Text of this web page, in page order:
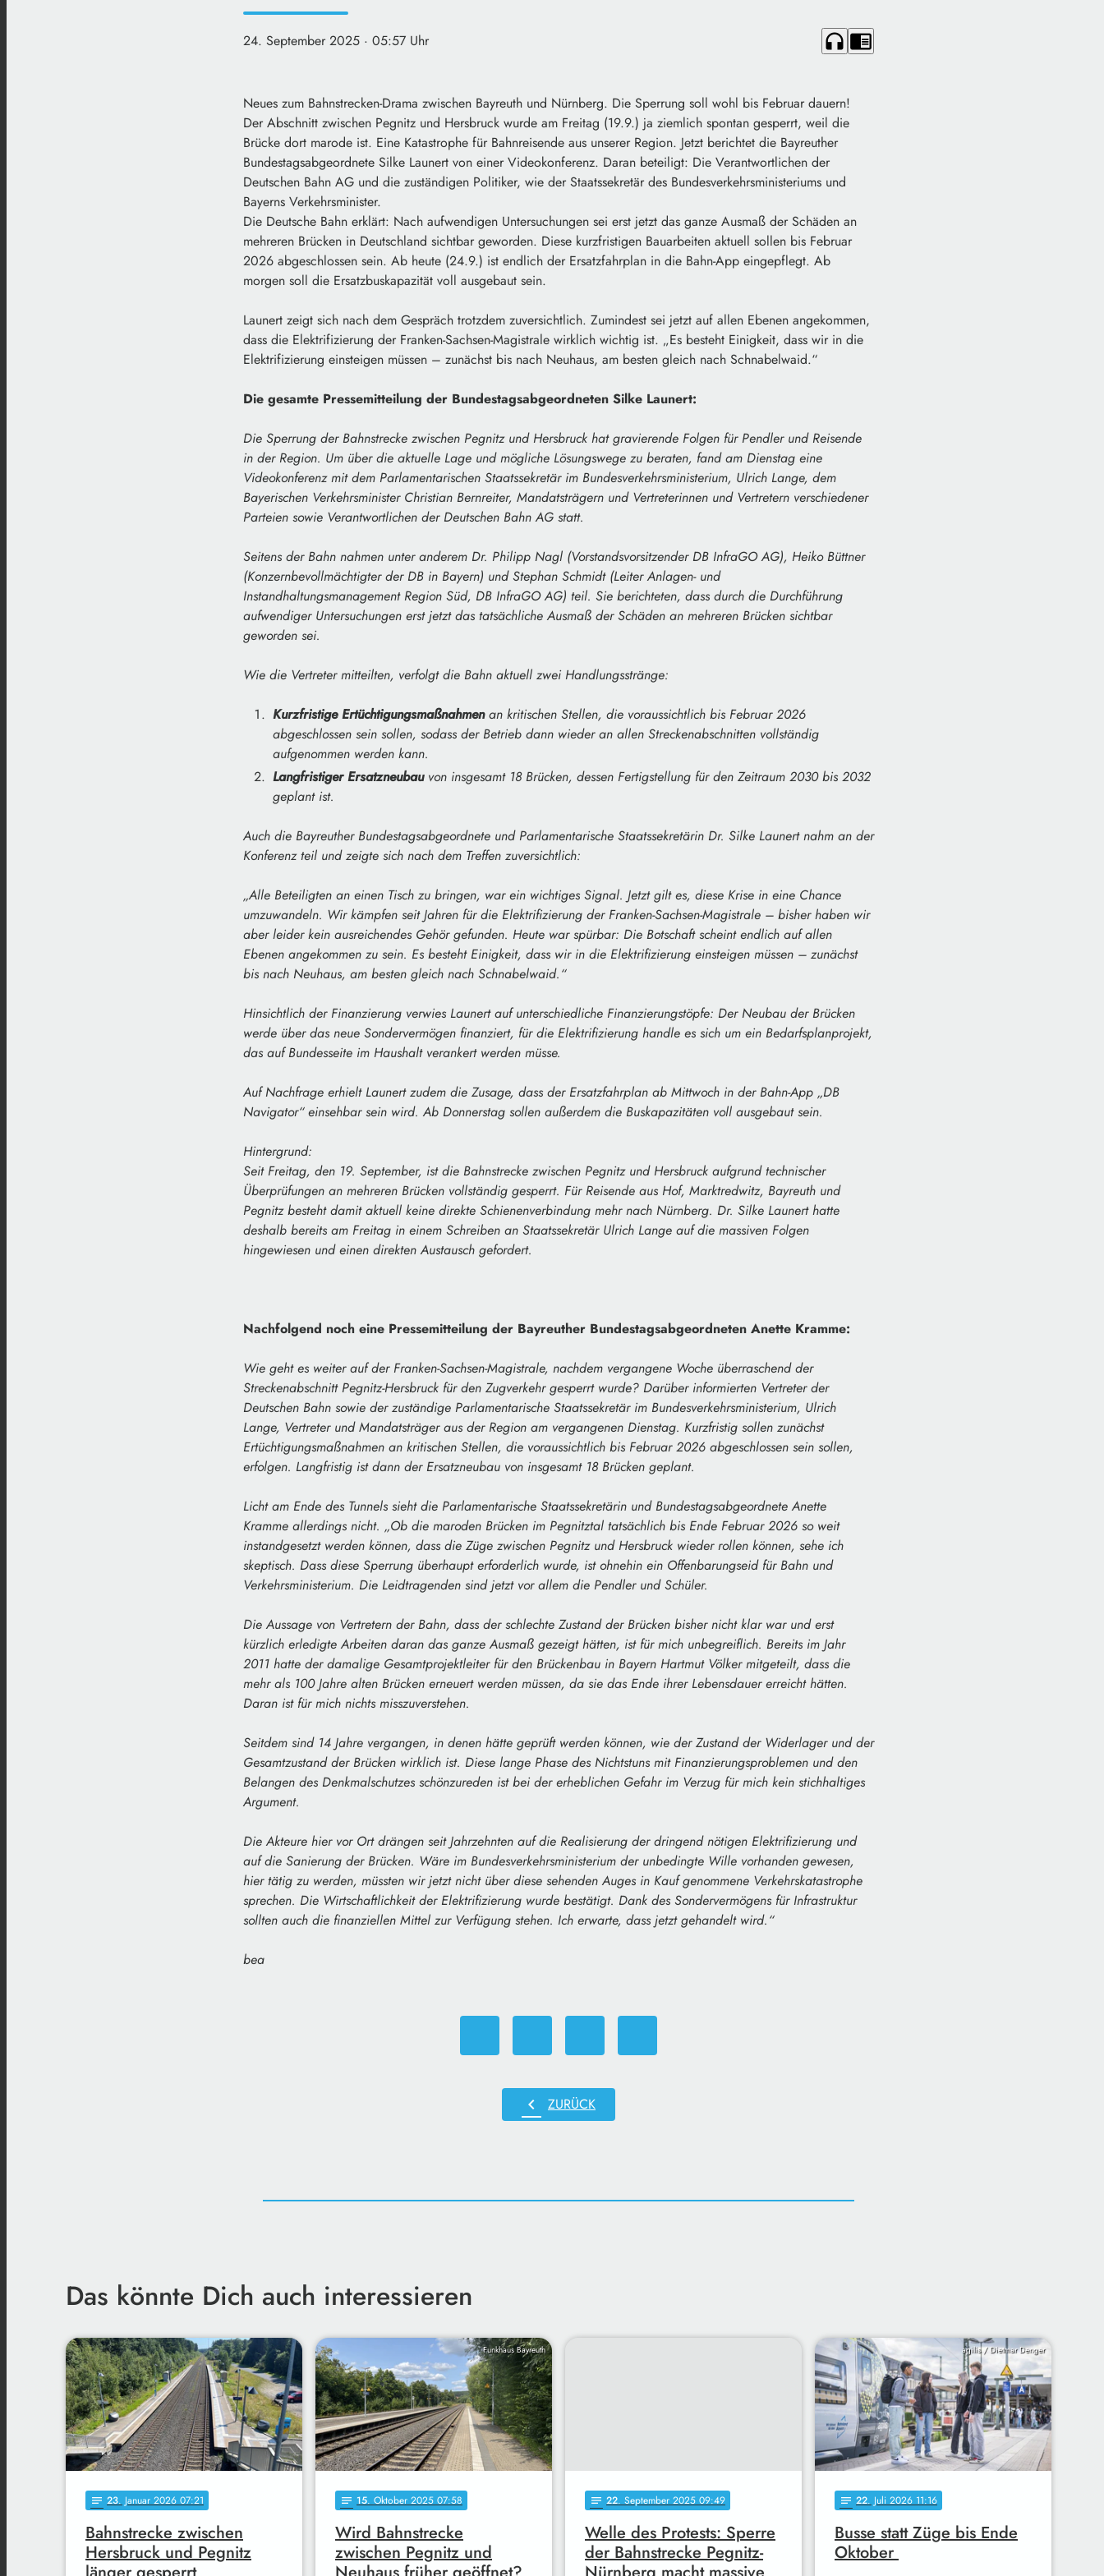
24. September 2025 · 05:57 Uhr headphones chrome_reader_mode
Neues zum Bahnstrecken-Drama zwischen Bayreuth und Nürnberg. Die Sperrung soll wohl bis Februar dauern!
Der Abschnitt zwischen Pegnitz und Hersbruck wurde am Freitag (19.9.) ja ziemlich spontan gesperrt, weil die
Brücke dort marode ist. Eine Katastrophe für Bahnreisende aus unserer Region. Jetzt berichtet die Bayreuther
Bundestagsabgeordnete Silke Launert von einer Videokonferenz. Daran beteiligt: Die Verantwortlichen der
Deutschen Bahn AG und die zuständigen Politiker, wie der Staatssekretär des Bundesverkehrsministeriums und
Bayerns Verkehrsminister.
Die Deutsche Bahn erklärt: Nach aufwendigen Untersuchungen sei erst jetzt das ganze Ausmaß der Schäden an
mehreren Brücken in Deutschland sichtbar geworden. Diese kurzfristigen Bauarbeiten aktuell sollen bis Februar
2026 abgeschlossen sein. Ab heute (24.9.) ist endlich der Ersatzfahrplan in die Bahn-App eingepflegt. Ab
morgen soll die Ersatzbuskapazität voll ausgebaut sein.
Launert zeigt sich nach dem Gespräch trotzdem zuversichtlich. Zumindest sei jetzt auf allen Ebenen angekommen,
dass die Elektrifizierung der Franken-Sachsen-Magistrale wirklich wichtig ist. „Es besteht Einigkeit, dass wir in die
Elektrifizierung einsteigen müssen – zunächst bis nach Neuhaus, am besten gleich nach Schnabelwaid.“
Die gesamte Pressemitteilung der Bundestagsabgeordneten Silke Launert:
Die Sperrung der Bahnstrecke zwischen Pegnitz und Hersbruck hat gravierende Folgen für Pendler und Reisende
in der Region. Um über die aktuelle Lage und mögliche Lösungswege zu beraten, fand am Dienstag eine
Videokonferenz mit dem Parlamentarischen Staatssekretär im Bundesverkehrsministerium, Ulrich Lange, dem
Bayerischen Verkehrsminister Christian Bernreiter, Mandatsträgern und Vertreterinnen und Vertretern verschiedener
Parteien sowie Verantwortlichen der Deutschen Bahn AG statt.
Seitens der Bahn nahmen unter anderem Dr. Philipp Nagl (Vorstandsvorsitzender DB InfraGO AG), Heiko Büttner
(Konzernbevollmächtigter der DB in Bayern) und Stephan Schmidt (Leiter Anlagen- und
Instandhaltungsmanagement Region Süd, DB InfraGO AG) teil. Sie berichteten, dass durch die Durchführung
aufwendiger Untersuchungen erst jetzt das tatsächliche Ausmaß der Schäden an mehreren Brücken sichtbar
geworden sei.
Wie die Vertreter mitteilten, verfolgt die Bahn aktuell zwei Handlungsstränge:
Kurzfristige Ertüchtigungsmaßnahmenan kritischen Stellen, die voraussichtlich bis Februar 2026
abgeschlossen sein sollen, sodass der Betrieb dann wieder an allen Streckenabschnitten vollständig
aufgenommen werden kann.
Langfristiger Ersatzneubauvon insgesamt 18 Brücken, dessen Fertigstellung für den Zeitraum 2030 bis 2032
geplant ist.
Auch die Bayreuther Bundestagsabgeordnete und Parlamentarische Staatssekretärin Dr. Silke Launert nahm an der
Konferenz teil und zeigte sich nach dem Treffen zuversichtlich:
„Alle Beteiligten an einen Tisch zu bringen, war ein wichtiges Signal. Jetzt gilt es, diese Krise in eine Chance
umzuwandeln. Wir kämpfen seit Jahren für die Elektrifizierung der Franken-Sachsen-Magistrale – bisher haben wir
aber leider kein ausreichendes Gehör gefunden. Heute war spürbar: Die Botschaft scheint endlich auf allen
Ebenen angekommen zu sein. Es besteht Einigkeit, dass wir in die Elektrifizierung einsteigen müssen – zunächst
bis nach Neuhaus, am besten gleich nach Schnabelwaid.“
Hinsichtlich der Finanzierung verwies Launert auf unterschiedliche Finanzierungstöpfe: Der Neubau der Brücken
werde über das neue Sondervermögen finanziert, für die Elektrifizierung handle es sich um ein Bedarfsplanprojekt,
das auf Bundesseite im Haushalt verankert werden müsse.
Auf Nachfrage erhielt Launert zudem die Zusage, dass der Ersatzfahrplan ab Mittwoch in der Bahn-App „DB
Navigator“ einsehbar sein wird. Ab Donnerstag sollen außerdem die Buskapazitäten voll ausgebaut sein.
Hintergrund:
Seit Freitag, den 19. September, ist die Bahnstrecke zwischen Pegnitz und Hersbruck aufgrund technischer
Überprüfungen an mehreren Brücken vollständig gesperrt. Für Reisende aus Hof, Marktredwitz, Bayreuth und
Pegnitz besteht damit aktuell keine direkte Schienenverbindung mehr nach Nürnberg. Dr. Silke Launert hatte
deshalb bereits am Freitag in einem Schreiben an Staatssekretär Ulrich Lange auf die massiven Folgen
hingewiesen und einen direkten Austausch gefordert.
Nachfolgend noch eine Pressemitteilung der Bayreuther Bundestagsabgeordneten Anette Kramme:
Wie geht es weiter auf der Franken-Sachsen-Magistrale, nachdem vergangene Woche überraschend der
Streckenabschnitt Pegnitz-Hersbruck für den Zugverkehr gesperrt wurde? Darüber informierten Vertreter der
Deutschen Bahn sowie der zuständige Parlamentarische Staatssekretär im Bundesverkehrsministerium, Ulrich
Lange, Vertreter und Mandatsträger aus der Region am vergangenen Dienstag. Kurzfristig sollen zunächst
Ertüchtigungsmaßnahmen an kritischen Stellen, die voraussichtlich bis Februar 2026 abgeschlossen sein sollen,
erfolgen. Langfristig ist dann der Ersatzneubau von insgesamt 18 Brücken geplant.
Licht am Ende des Tunnels sieht die Parlamentarische Staatssekretärin und Bundestagsabgeordnete Anette
Kramme allerdings nicht. „Ob die maroden Brücken im Pegnitztal tatsächlich bis Ende Februar 2026 so weit
instandgesetzt werden können, dass die Züge zwischen Pegnitz und Hersbruck wieder rollen können, sehe ich
skeptisch. Dass diese Sperrung überhaupt erforderlich wurde, ist ohnehin ein Offenbarungseid für Bahn und
Verkehrsministerium. Die Leidtragenden sind jetzt vor allem die Pendler und Schüler.
Die Aussage von Vertretern der Bahn, dass der schlechte Zustand der Brücken bisher nicht klar war und erst
kürzlich erledigte Arbeiten daran das ganze Ausmaß gezeigt hätten, ist für mich unbegreiflich. Bereits im Jahr
2011 hatte der damalige Gesamtprojektleiter für den Brückenbau in Bayern Hartmut Völker mitgeteilt, dass die
mehr als 100 Jahre alten Brücken erneuert werden müssen, da sie das Ende ihrer Lebensdauer erreicht hätten.
Daran ist für mich nichts misszuverstehen.
Seitdem sind 14 Jahre vergangen, in denen hätte geprüft werden können, wie der Zustand der Widerlager und der
Gesamtzustand der Brücken wirklich ist. Diese lange Phase des Nichtstuns mit Finanzierungsproblemen und den
Belangen des Denkmalschutzes schönzureden ist bei der erheblichen Gefahr im Verzug für mich kein stichhaltiges
Argument.
Die Akteure hier vor Ort drängen seit Jahrzehnten auf die Realisierung der dringend nötigen Elektrifizierung und
auf die Sanierung der Brücken. Wäre im Bundesverkehrsministerium der unbedingte Wille vorhanden gewesen,
hier tätig zu werden, müssten wir jetzt nicht über diese sehenden Auges in Kauf genommene Verkehrskatastrophe
sprechen. Die Wirtschaftlichkeit der Elektrifizierung wurde bestätigt. Dank des Sondervermögens für Infrastruktur
sollten auch die finanziellen Mittel zur Verfügung stehen. Ich erwarte, dass jetzt gehandelt wird.“
bea
chevron_left ZURÜCK
Das könnte Dich auch interessieren
notes 23. Januar 2026 07:21
Bahnstrecke zwischen
Hersbruck und Pegnitz
Funkhaus Bayreuth
notes 15. Oktober 2025 07:58
Wird Bahnstrecke
zwischen Pegnitz und
notes 22. September 2025 09:49
Welle des Protests: Sperre
der Bahnstrecke Pegnitz-
agilis / Dietmar Denger
notes 22. Juli 2026 11:16
Busse statt Züge bis Ende
Oktober